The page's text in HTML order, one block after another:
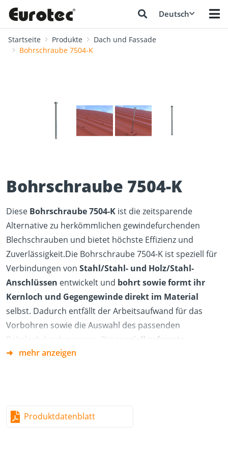
Deutsch
Startseite Produkte
Dach und Fassade
Bohrschraube 7504-K
Bohrschraube 7504-K
Diese Bohrschraube 7504-K ist die zeitsparende
Alternative zu herkömmlichen gewindefurchenden
Blechschrauben und bietet höchste Effizienz und
Zuverlässigkeit.Die Bohrschraube 7504-K ist speziell für
Verbindungen von Stahl/Stahl- und Holz/Stahl-
Anschlüssen entwickelt und bohrt sowie formt ihr
Kernloch und Gegengewinde direkt im Material
selbst. Dadurch entfällt der Arbeitsaufwand für das
Vorbohren sowie die Auswahl des passenden
Bohrlochdurchmessers. Die
speziell geformte
Bohrspitzesorgt dafür, dass die Schraube nicht auf der
Diese Bohrschraube 7504-K ist somit eine zeitsparende
mehr anzeigen
Produktdatenblatt